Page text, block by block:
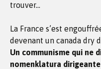
trouver…
La France s’est
devenant un canada dry
Un communisme qui ne
nomenklatura